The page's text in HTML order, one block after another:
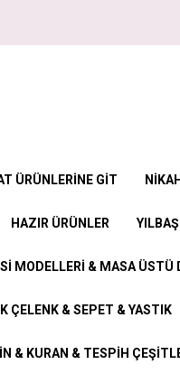
ÜRÜNLERİNE GİT
HAZIR ÜRÜNLER
MODELLERİ & MASA ÜSTÜ
ÇELENK & SEPET & YASTIK
& KURAN & TESPİH